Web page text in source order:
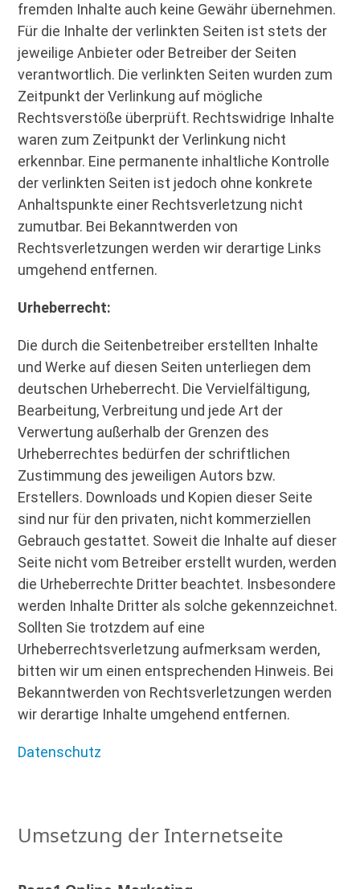
fremden Inhalte auch keine Gewähr übernehmen.
Für die Inhalte der verlinkten Seiten ist stets der
jeweilige Anbieter oder Betreiber der Seiten
verantwortlich. Die verlinkten Seiten wurden zum
Zeitpunkt der Verlinkung auf mögliche
Rechtsverstöße überprüft. Rechtswidrige Inhalte
waren zum Zeitpunkt der Verlinkung nicht
erkennbar. Eine permanente inhaltliche Kontrolle
der verlinkten Seiten ist jedoch ohne konkrete
Anhaltspunkte einer Rechtsverletzung nicht
zumutbar. Bei Bekanntwerden von
Rechtsverletzungen werden wir derartige Links
umgehend entfernen.
Urheberrecht:
Die durch die Seitenbetreiber erstellten Inhalte
und Werke auf diesen Seiten unterliegen dem
deutschen Urheberrecht. Die Vervielfältigung,
Bearbeitung, Verbreitung und jede Art der
Verwertung außerhalb der Grenzen des
Urheberrechtes bedürfen der schriftlichen
Zustimmung des jeweiligen Autors bzw.
Erstellers. Downloads und Kopien dieser Seite
sind nur für den privaten, nicht kommerziellen
Gebrauch gestattet. Soweit die Inhalte auf dieser
Seite nicht vom Betreiber erstellt wurden, werden
die Urheberrechte Dritter beachtet. Insbesondere
werden Inhalte Dritter als solche gekennzeichnet.
Sollten Sie trotzdem auf eine
Urheberrechtsverletzung aufmerksam werden,
bitten wir um einen entsprechenden Hinweis. Bei
Bekanntwerden von Rechtsverletzungen werden
wir derartige Inhalte umgehend entfernen.
Datenschutz
Umsetzung der Internetseite